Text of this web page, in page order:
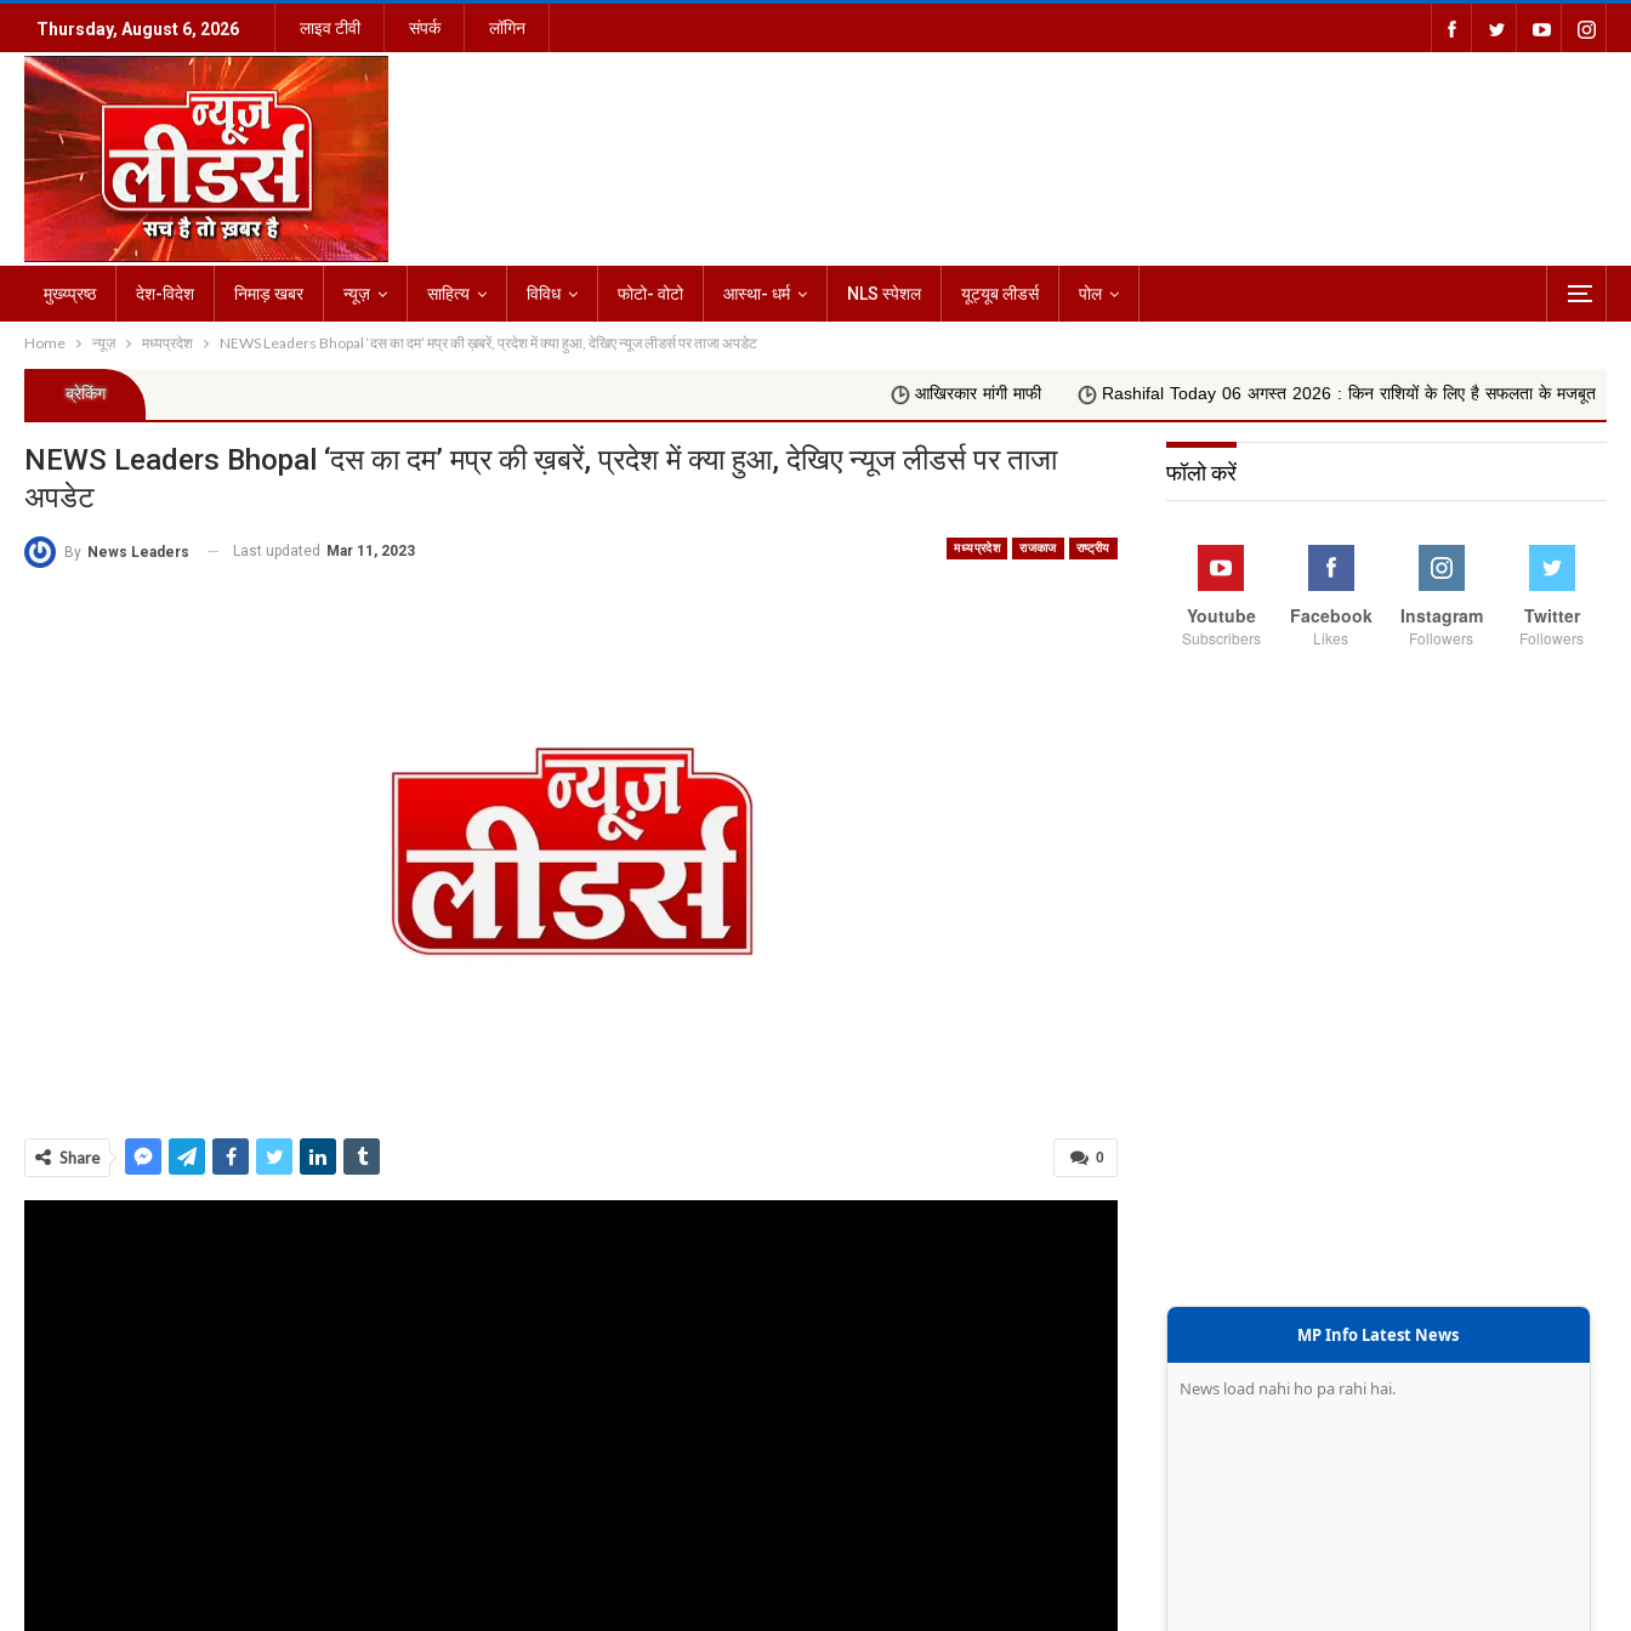
Thursday, August 6, 2026 लाइव टीवी संपर्क लॉगिन
मुख्य्प्रष्ठ देश-विदेश निमाड़ खबर न्यूज़ साहित्य विविध फोटो- वोटो आस्था- धर्म NLS स्पेशल यूट्यूब लीडर्स पोल
Home न्यूज़ मध्यप्रदेश NEWS Leaders Bhopal ‘दस का दम’ मप्र की ख़बरें, प्रदेश में क्या हुआ, देखिए न्यूज लीडर्स पर ताजा अपडेट
ब्रेकिंग आखिरकार मांगी माफी Rashifal Today 06 अगस्त 2026 : किन राशियों के लिए है सफलता के मजबूत योग, वृषभ, कन्या और
NEWS Leaders Bhopal ‘दस का दम’ मप्र की ख़बरें, प्रदेश में क्या हुआ, देखिए न्यूज लीडर्स पर ताजा
अपडेट
मध्यप्रदेश राजकाज राष्ट्रीय
By News Leaders Last updated Mar 11, 2023
0
Share
फॉलो करें
Youtube
Subscribers
Facebook
Likes
Instagram
Followers
Twitter
Followers
MP Info Latest News
News load nahi ho pa rahi hai.